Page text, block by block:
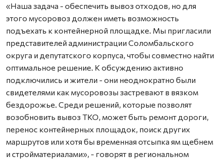
«Наша задача - обеспечить вывоз отходов, но для
этого мусоровоз должен иметь возможность
подъехать к контейнерной площадке. Мы пригласили
представителей администрации Соломбальского
округа и депутатского корпуса, чтобы совместно найти
оптимальное решение. К обсуждению активно
подключились и жители - они неоднократно были
свидетелями как мусоровозы застревают в вязком
бездорожье. Среди решений, которые позволят
возобновить вывоз ТКО, может быть ремонт дороги,
перенос контейнерных площадок, поиск других
маршрутов или хотя бы временная отсыпка ям щебнем
и стройматериалами», - говорят в региональном